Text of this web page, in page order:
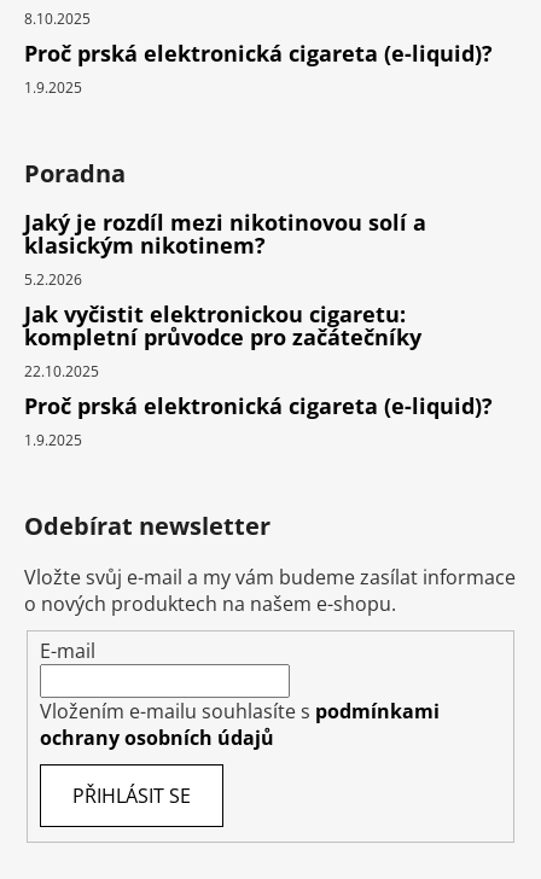
8.10.2025
Proč prská elektronická cigareta (e-liquid)?
1.9.2025
Poradna
Jaký je rozdíl mezi nikotinovou solí a
klasickým nikotinem?
5.2.2026
Jak vyčistit elektronickou cigaretu:
kompletní průvodce pro začátečníky
22.10.2025
Proč prská elektronická cigareta (e-liquid)?
1.9.2025
Odebírat newsletter
Vložte svůj e-mail a my vám budeme zasílat informace
o nových produktech na našem e-shopu.
E-mail
Vložením e-mailu souhlasíte s podmínkami
ochrany osobních údajů
PŘIHLÁSIT SE